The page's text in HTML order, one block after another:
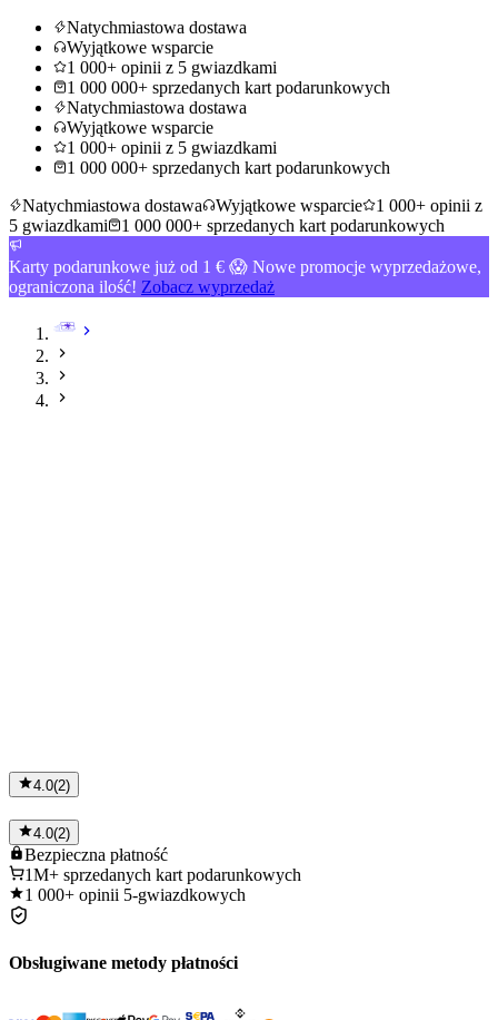
Natychmiastowa dostawa
Wyjątkowe wsparcie
1 000+ opinii z 5 gwiazdkami
1 000 000+ sprzedanych kart podarunkowych
Natychmiastowa dostawa
Wyjątkowe wsparcie
1 000+ opinii z 5 gwiazdkami
1 000 000+ sprzedanych kart podarunkowych
Natychmiastowa dostawa
Wyjątkowe wsparcie
1 000+ opinii z
5 gwiazdkami
1 000 000+ sprzedanych kart podarunkowych
Karty podarunkowe już od 1 € 😱 Nowe promocje wyprzedażowe,
ograniczona ilość! Zobacz wyprzedaż
4.0(2)
4.0(2)
Bezpieczna płatność
1M+ sprzedanych kart podarunkowych
1 000+ opinii 5-gwiazdkowych
Obsługiwane metody płatności